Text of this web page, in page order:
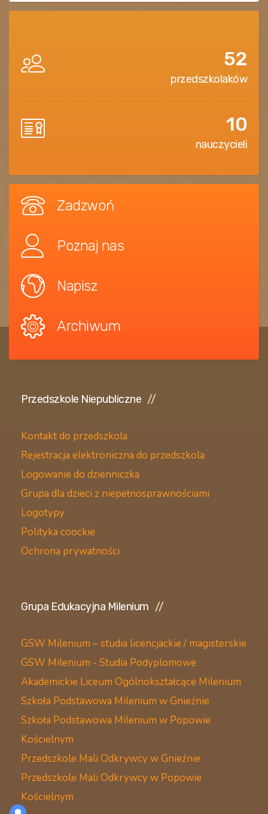
52
przedszkolaków
10
nauczycieli
Zadzwoń
Poznaj nas
Napisz
Archiwum
Przedszkole Niepubliczne
Kontakt do przedszkola
Rejestracja elektroniczna do przedszkola
Logowanie do dzienniczka
Grupa dla dzieci z niepełnosprawnościami
Logotypy
Polityka coockie
Ochrona prywatności
Grupa Edukacyjna Milenium
GSW Milenium – studia licencjackie / magisterskie
GSW Milenium - Studia Podyplomowe
Akademickie Liceum Ogólnokształcące Milenium
Szkoła Podstawowa Milenium w Gnieźnie
Szkoła Podstawowa Milenium w Popowie
Kościelnym
Przedszkole Mali Odkrywcy w Gnieźnie
Przedszkole Mali Odkrywcy w Popowie
Kościelnym